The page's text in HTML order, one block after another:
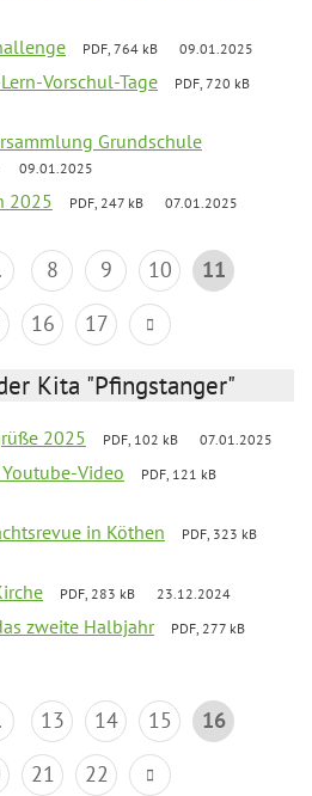
PDF, 764 kB 09.01.2025
Vorschul-Tage
PDF, 720 kB
Grundschule
09.01.2025
2025 PDF, 247 kB 07.01.2025
8 9 10
11
16 17
Kita "Pfingstanger"
2025 PDF, 102 kB 07.01.2025
Video
PDF, 121 kB
in Köthen
PDF, 323 kB
PDF, 283 kB 23.12.2024
zweite Halbjahr
PDF, 277 kB
13 14 15
16
21 22